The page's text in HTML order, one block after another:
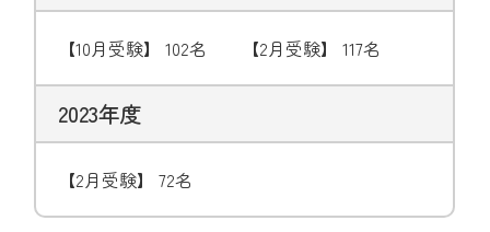
【10月受験】 102名 【2月受験】 117名
2023年度
【2月受験】 72名